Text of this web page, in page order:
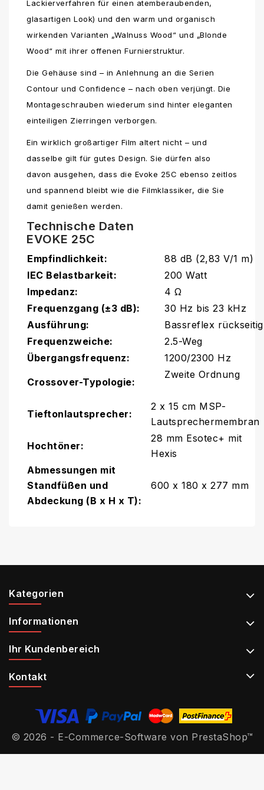
Lackierverfahren für einen atemberaubenden,
glasartigen Look) und den warm und organisch
wirkenden Varianten „Walnuss Wood“ und „Blonde
Wood“ mit ihrer offenen Furnierstruktur.
Die Gehäuse sind – in Anlehnung an die Serien
Contour und Confidence – nach oben verjüngt. Die
Montageschrauben wiederum sind hinter eleganten
einteiligen Zierringen verborgen.
Ein wirklich großartiger Film altert nicht – und
dasselbe gilt für gutes Design. Sie dürfen also
davon ausgehen, dass die Evoke 25C ebenso zeitlos
und spannend bleibt wie die Filmklassiker, die Sie
damit genießen werden.
Technische Daten
EVOKE 25C
Empfindlichkeit:
88 dB (2,83 V/1 m)
IEC Belastbarkeit:
200 Watt
Impedanz:
4 Ω
Frequenzgang (±3 dB):
30 Hz bis 23 kHz
Ausführung:
Bassreflex rückseitig
Frequenzweiche:
2.5-Weg
Übergangsfrequenz:
1200/2300 Hz
Crossover-Typologie:
Zweite Ordnung
Tieftonlautsprecher:
2 x 15 cm MSP-
Lautsprechermembran
Hochtöner:
28 mm Esotec+ mit
Hexis
Abmessungen mit
Standfüßen und
Abdeckung (B x H x T):
600 x 180 x 277 mm
Kategorien
Informationen
Ihr Kundenbereich
Kontakt
© 2026 - E-Commerce-Software von PrestaShop™